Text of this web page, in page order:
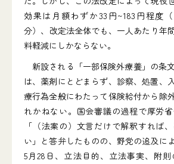
効果は月額わずか33円~183円程度
分）、改定法全体でも、一人あたり年
料軽減にしかならない。
新設される「一部保険外療養」の条
は、薬剤にとどまらず、診察、処置、
療行為全般にわたって保険給付から除
れかねない。国会審議の過程で厚労
「（法案の）文言だけで解釈すれば
い」と答弁したものの、野党の追及に
5月28日、立法目的、立法事実、附